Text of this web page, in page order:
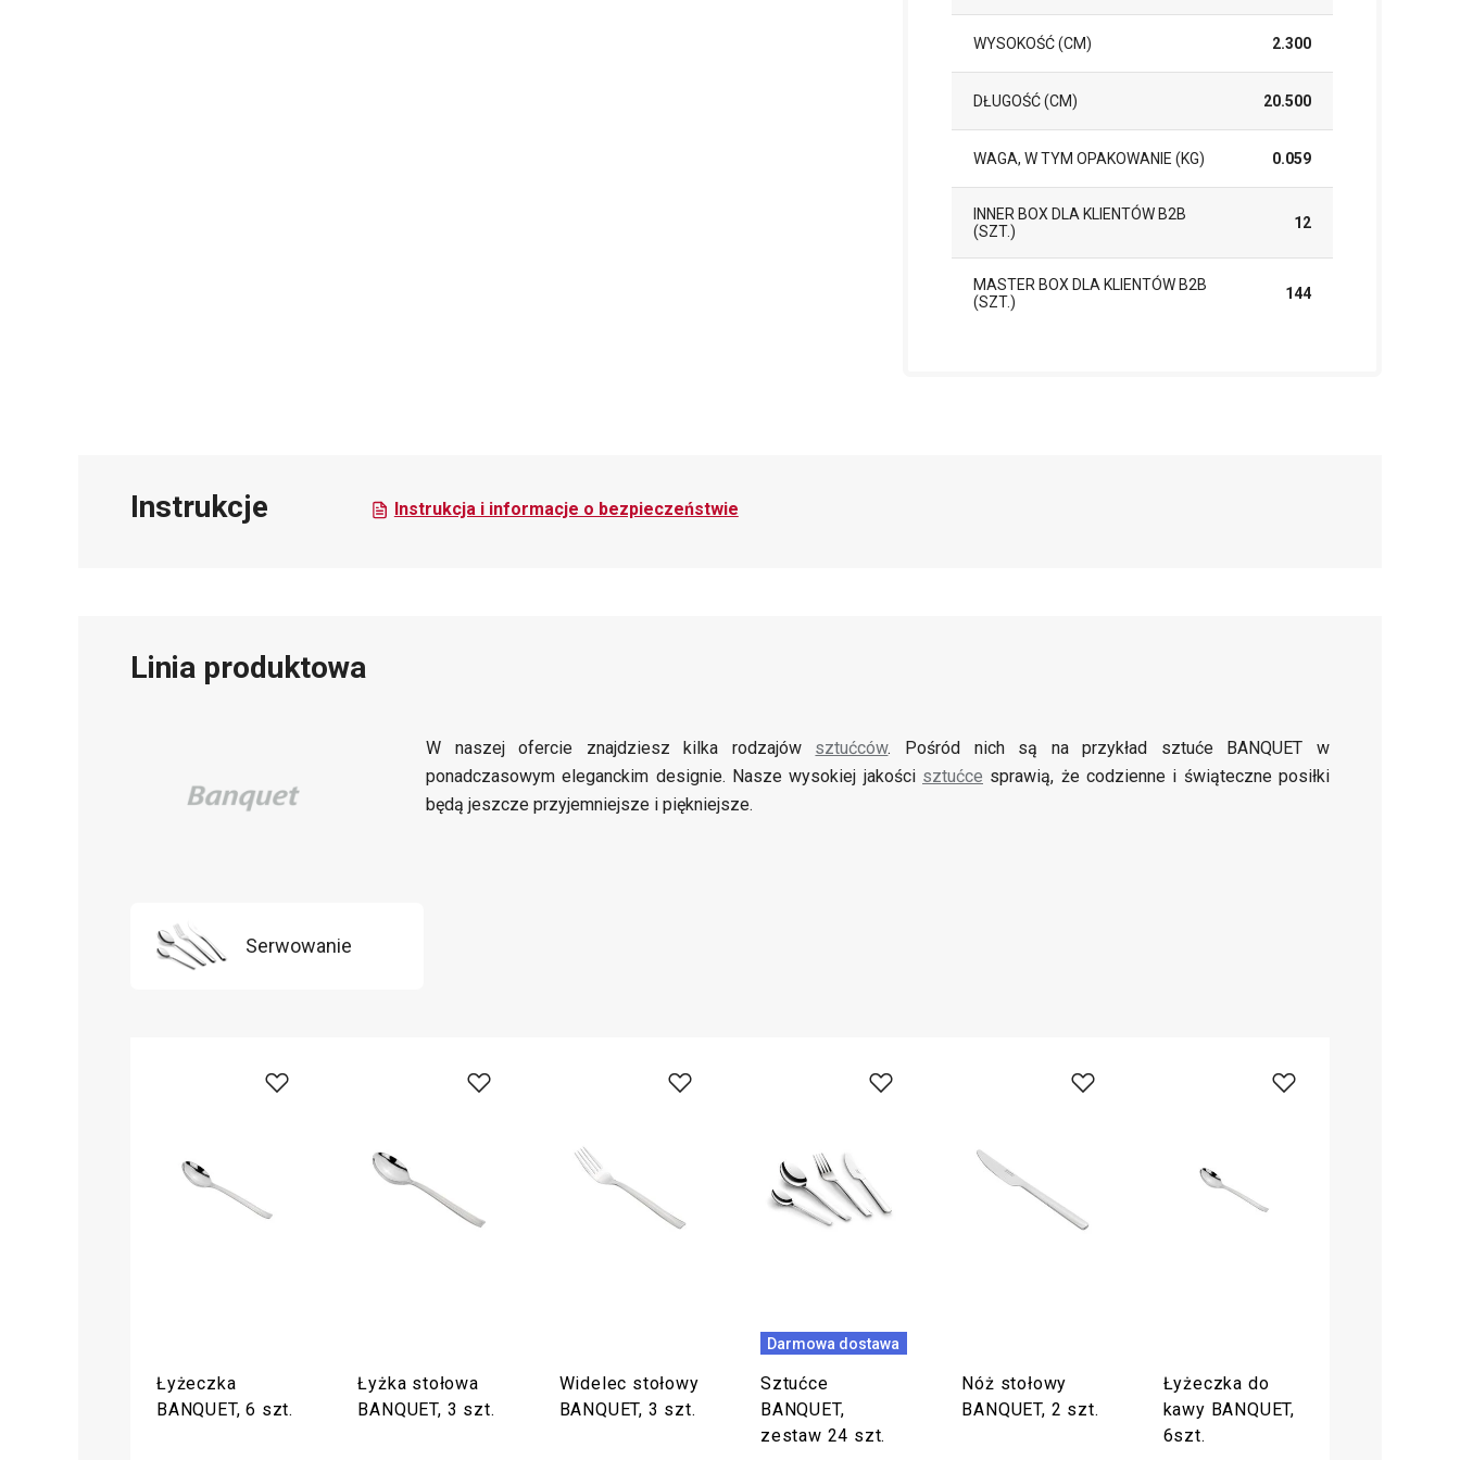
WYSOKOŚĆ (CM) 2.300
DŁUGOŚĆ (CM) 20.500
WAGA, W TYM OPAKOWANIE (KG) 0.059
INNER BOX DLA KLIENTÓW B2B
(SZT.)
12
MASTER BOX DLA KLIENTÓW B2B
(SZT.)
144
Instrukcje Instrukcja i informacje o bezpieczeństwie
Linia produktowa
W naszej ofercie znajdziesz kilka rodzajów sztućców. Pośród nich są na przykład sztuće BANQUET w
ponadczasowym eleganckim designie. Nasze wysokiej jakości sztućce sprawią, że codzienne i świąteczne posiłki
będą jeszcze przyjemniejsze i piękniejsze.
Serwowanie
Łyżeczka
BANQUET, 6 szt.
Łyżka stołowa
BANQUET, 3 szt.
Widelec stołowy
BANQUET, 3 szt.
Darmowa dostawa
Sztućce
BANQUET,
zestaw 24 szt.
Nóż stołowy
BANQUET, 2 szt.
Łyżeczka do
kawy BANQUET,
6szt.